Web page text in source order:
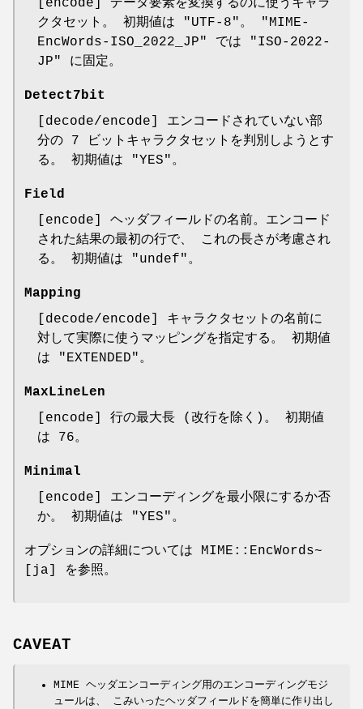
クタセット。 初期値は
"UTF-8"。
"MIME-
EncWords-ISO_2022_JP"
では
"ISO-2022-
JP"
に固定。
Detect7bit
[decode/encode] エンコードされていない部
分の 7 ビットキャラクタセットを判別しようとす
る。 初期値は
"YES"。
Field
[encode] ヘッダフィールドの名前。エンコード
された結果の最初の行で、 これの長さが考慮され
る。 初期値は
"undef"。
Mapping
[decode/encode] キャラクタセットの名前に
対して実際に使うマッピングを指定する。 初期値
は
"EXTENDED"。
MaxLineLen
[encode] 行の最大長 (改行を除く)。 初期値
は 76。
Minimal
[encode] エンコーディングを最小限にするか否
か。 初期値は
"YES"。
オプションの詳細については MIME::EncWords~
[ja] を参照。
CAVEAT
MIME ヘッダエンコーディング用のエンコーディングモジ
ュールは、 こみいったヘッダフィールドを簡単に作り出し